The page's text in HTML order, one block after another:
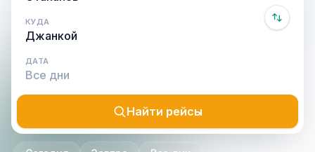
КУДА
ДАТА
Найти рейсы